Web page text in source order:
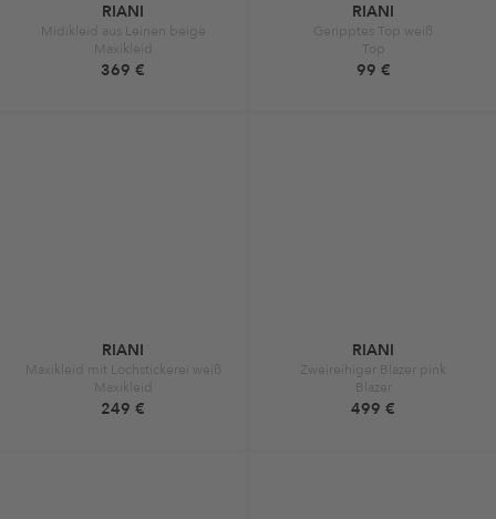
RIANI
Midikleid aus Leinen beige
Maxikleid
369 €
RIANI
Geripptes Top weiß
Top
99 €
RIANI
Maxikleid mit Lochstickerei weiß
Maxikleid
249 €
RIANI
Zweireihiger Blazer pink
Blazer
499 €